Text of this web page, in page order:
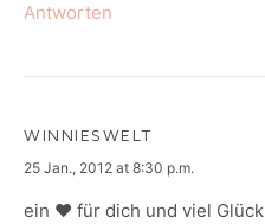
Antworten
WINNIESWELT
says:
25 Jan., 2012 at 8:30 p.m.
ein ♥ für dich und viel Glück